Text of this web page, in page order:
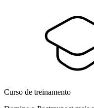
Curso de treinamento